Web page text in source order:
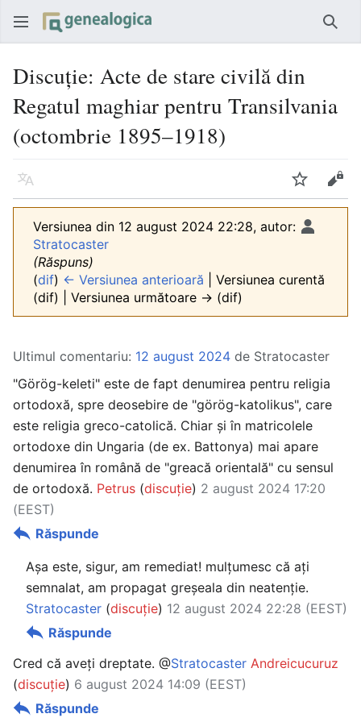
Discuție: Acte de stare civilă din
Regatul maghiar pentru Transilvania
(octombrie 1895–1918)
Limbă Urmărire
Versiunea din 12 august 2024 22:28, autor:
Stratocaster
(Răspuns)
(dif) ← Versiunea anterioară | Versiunea curentă
(dif) | Versiunea următoare → (dif)
Ultimul comentariu: 12 august 2024 de Stratocaster
"Görög-keleti" este de fapt denumirea pentru religia
ortodoxă, spre deosebire de "görög-katolikus", care
este religia greco-catolică. Chiar și în matricolele
ortodoxe din Ungaria (de ex. Battonya) mai apare
denumirea în română de "greacă orientală" cu sensul
de ortodoxă. Petrus (discuție) 2 august 2024 17:20
(EEST)
Răspunde
Așa este, sigur, am remediat! mulțumesc că ați
semnalat, am propagat greșeala din neatenție.
Stratocaster (discuție) 12 august 2024 22:28 (EEST)
Răspunde
Cred că aveți dreptate. @Stratocaster Andreicucuruz
(discuție) 6 august 2024 14:09 (EEST)
Răspunde